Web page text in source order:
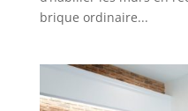
brique ordinaire...